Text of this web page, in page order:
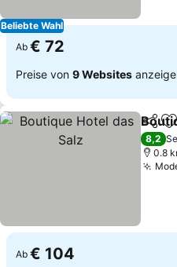
Beliebte Wahl
Ab € 72
Preise von 9 Websites
Teilen
8,2
0.8
Ab € 104